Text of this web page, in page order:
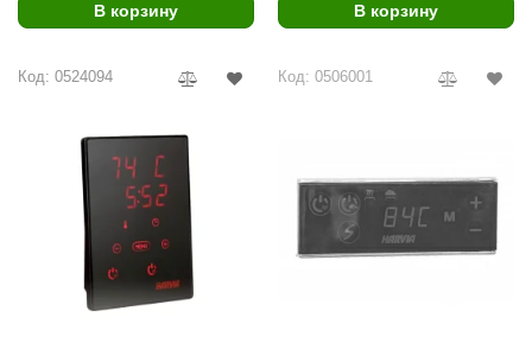
В корзину В корзину
Код: 0524094 Код: 0506001